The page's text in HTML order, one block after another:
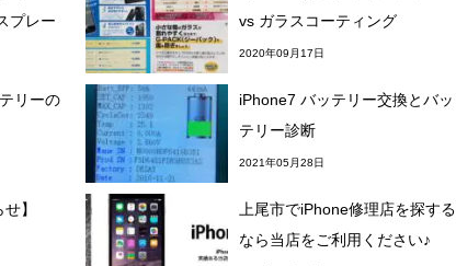
プレー
vs ガラスコーティング
2020年09月17日
リーの
iPhone7 バッテリー交換とバッ
テリー診断
2021年05月28日
】
上尾市でiPhone修理店を探する
なら当店をご利用ください♪